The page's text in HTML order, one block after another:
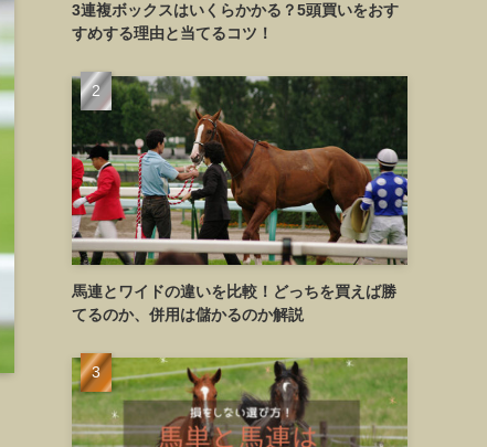
3連複ボックスはいくらかかる？5頭買いをおす
すめする理由と当てるコツ！
馬連とワイドの違いを比較！どっちを買えば勝
てるのか、併用は儲かるのか解説